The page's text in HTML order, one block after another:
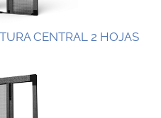
CENTRAL 2 HOJAS